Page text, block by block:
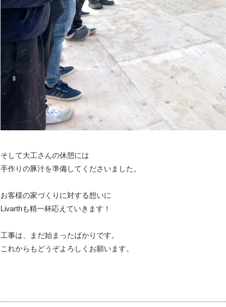
そして大工さんの休憩には
手作りの豚汁を準備してくださいました。
お客様の家づくりに対する想いに
Livarthも精一杯応えていきます！
工事は、まだ始まったばかりです。
これからもどうぞよろしくお願います。